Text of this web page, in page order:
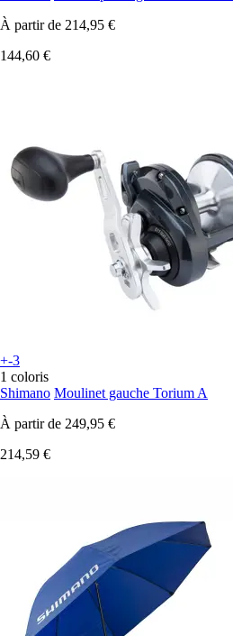
À partir de 214,95 €
144,60 €
+-3
1 coloris
Shimano Moulinet gauche Torium A
À partir de 249,95 €
214,59 €